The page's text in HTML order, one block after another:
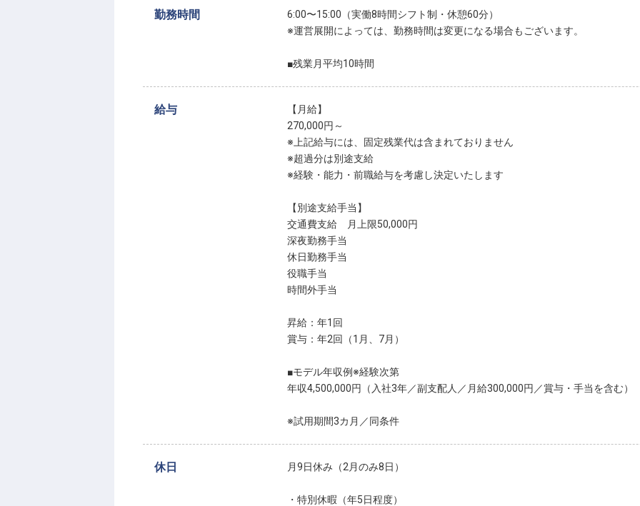
勤務時間
6:00〜15:00（実働8時間シフト制・休憩60分）
※運営展開によっては、勤務時間は変更になる場合もございます。
■残業月平均10時間
給与
【月給】
270,000円～
※上記給与には、固定残業代は含まれておりません
※超過分は別途支給
※経験・能力・前職給与を考慮し決定いたします
【別途支給手当】
交通費支給 月上限50,000円
深夜勤務手当
休日勤務手当
役職手当
時間外手当
昇給：年1回
賞与：年2回（1月、7月）
■モデル年収例※経験次第
年収4,500,000円（入社3年／副支配人／月給300,000円／賞与・手当を含む）
※試用期間3カ月／同条件
休日 月9日休み（2月のみ8日）
・特別休暇（年5日程度）